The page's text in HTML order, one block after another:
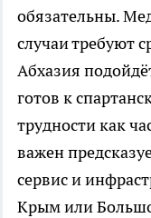
обязательны.
случаи требуют
Абхазия
готов к
трудности как
важен
сервис и
Крым или